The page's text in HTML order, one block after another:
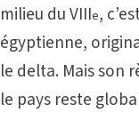
milieu du VIIIe,
égyptienne,
le delta. Mais son
le pays reste